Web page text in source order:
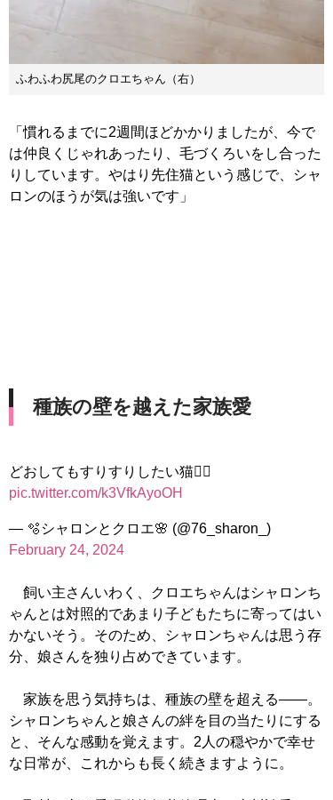
ふわふわ尻尾のクロエちゃん（右）
「慣れるまでに2週間ほどかかりましたが、今で
は仲良くじゃれあったり、毛づくろいをし合った
りしています。やはり先住猫という感じで、シャ
ロンのほうが気は強いです」
種族の壁を越えた家族愛
どおしてもすりすりしたい猫💁‍♀️
pic.twitter.com/k3VfkAyoOH
— 🫧シャロンとクロエ🌸 (@76_sharon_)
February 24, 2024
飼い主さんいわく、クロエちゃんはシャロンち
ゃんとは対照的であまり子どもたちに寄ってはい
かないそう。そのため、シャロンちゃんは思う存
分、娘さんを独り占めできています。
家族を思う気持ちは、種族の壁を超える――。
シャロンちゃんと娘さんの絆を目の当たりにする
と、そんな感動を覚えます。2人の穏やかで幸せ
な日常が、これからも長く続きますように。